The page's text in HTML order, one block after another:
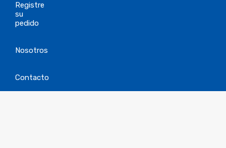
Registre
su
pedido
Nosotros
Contacto